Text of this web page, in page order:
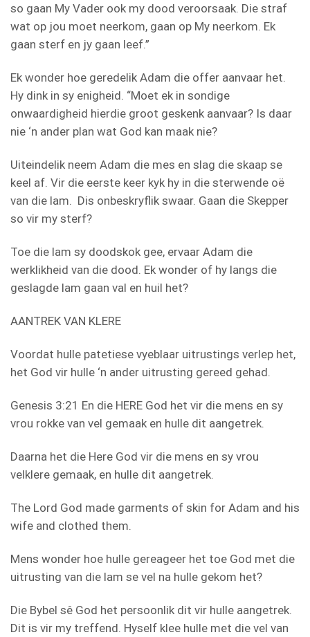
so gaan My Vader ook my dood veroorsaak. Die straf
wat op jou moet neerkom, gaan op My neerkom. Ek
gaan sterf en jy gaan leef.”
Ek wonder hoe geredelik Adam die offer aanvaar het.
Hy dink in sy enigheid. “Moet ek in sondige
onwaardigheid hierdie groot geskenk aanvaar? Is daar
nie ‘n ander plan wat God kan maak nie?
Uiteindelik neem Adam die mes en slag die skaap se
keel af. Vir die eerste keer kyk hy in die sterwende oë
van die lam. Dis onbeskryflik swaar. Gaan die Skepper
so vir my sterf?
Toe die lam sy doodskok gee, ervaar Adam die
werklikheid van die dood. Ek wonder of hy langs die
geslagde lam gaan val en huil het?
AANTREK VAN KLERE
Voordat hulle patetiese vyeblaar uitrustings verlep het,
het God vir hulle ‘n ander uitrusting gereed gehad.
Genesis 3:21 En die HERE God het vir die mens en sy
vrou rokke van vel gemaak en hulle dit aangetrek.
Daarna het die Here God vir die mens en sy vrou
velklere gemaak, en hulle dit aangetrek.
The Lord God made garments of skin for Adam and his
wife and clothed them.
Mens wonder hoe hulle gereageer het toe God met die
uitrusting van die lam se vel na hulle gekom het?
Die Bybel sê God het persoonlik dit vir hulle aangetrek.
Dit is vir my treffend. Hyself klee hulle met die vel van